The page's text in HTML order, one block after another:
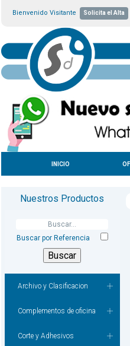
Bienvenido Visitante Solicita el Alta
INICIO
Nuestros Productos
Buscar por Referencia
Archivo y Clasificacion
Complementos de oficina
Corte y Adhesivos